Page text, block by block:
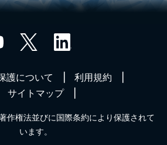
護について
利用規約
サイトマップ
作権法並びに国際条約により保護されて
います。